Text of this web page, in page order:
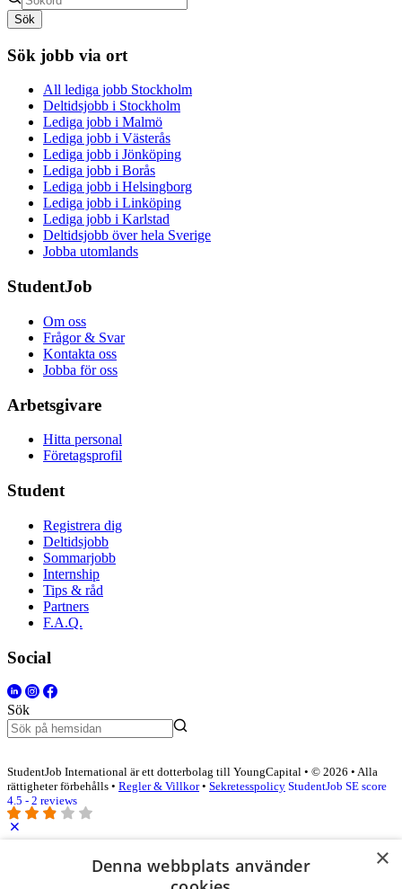
Sök
Sök jobb via ort
All lediga jobb Stockholm
Deltidsjobb i Stockholm
Lediga jobb i Malmö
Lediga jobb i Västerås
Lediga jobb i Jönköping
Lediga jobb i Borås
Lediga jobb i Helsingborg
Lediga jobb i Linköping
Lediga jobb i Karlstad
Deltidsjobb över hela Sverige
Jobba utomlands
StudentJob
Om oss
Frågor & Svar
Kontakta oss
Jobba för oss
Arbetsgivare
Hitta personal
Företagsprofil
Student
Registrera dig
Deltidsjobb
Sommarjobb
Internship
Tips & råd
Partners
F.A.Q.
Social
Sök
StudentJob International är ett dotterbolag till YoungCapital • © 2026 • Alla
rättigheter förbehålls • Regler & Villkor• Sekretesspolicy StudentJob SE score
4.5 - 2 reviews
Logga in som företag ×
Denna webbplats använder